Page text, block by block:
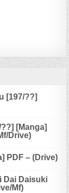
[197/??]
[Manga]
Drive)
PDF – (Drive)
Dai Daisuki
Mf)